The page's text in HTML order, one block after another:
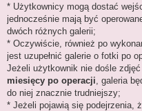
* Użytkownicy mogą dostać
jednocześnie mają być
dwóch różnych galerii;
* Oczywiście, również po
jest uzupełnić galerie o fotki po
Jeżeli użytkownik nie dośle
miesięcy po operacji , galeria
do niej znacznie trudniejszy;
* Jeżeli pojawią się podejrzenia,